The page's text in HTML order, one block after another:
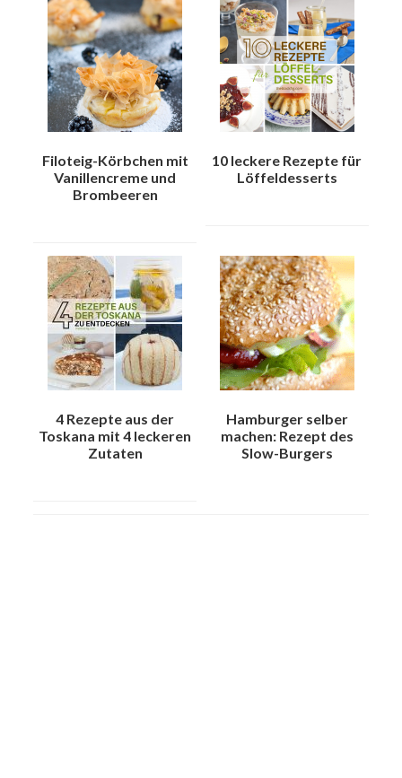
Filoteig-Körbchen mit
Vanillencreme und
Brombeeren
10 leckere Rezepte für
Löffeldesserts
4 Rezepte aus der
Toskana mit 4 leckeren
Zutaten
Hamburger selber
machen: Rezept des
Slow-Burgers